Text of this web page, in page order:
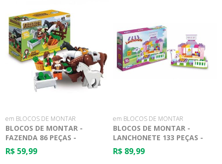
em BLOCOS DE MONTAR
BLOCOS DE MONTAR -
FAZENDA 86 PEÇAS -
XALINGO
R$ 59,99
em BLOCOS DE MONTAR
BLOCOS DE MONTAR -
LANCHONETE 133 PEÇAS -
XALINGO
R$ 89,99